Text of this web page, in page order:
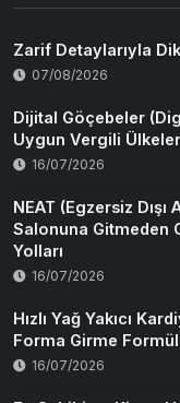
Zarif Detaylarıyla
07/08/2026
Dijital Göçebeler
Uygun Vergili Ülkeler
16/07/2026
NEAT (Egzersiz
Salonuna Gitmeden
Yolları
16/07/2026
Hızlı Yağ Yakıcı
Forma Girme
16/07/2026